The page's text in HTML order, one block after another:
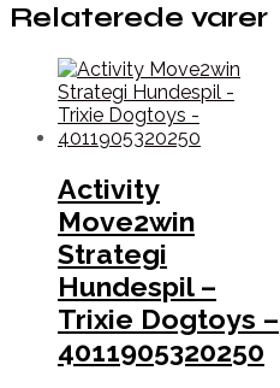
Relaterede varer
Activity
Move2win
Strategi
Hundespil –
Trixie Dogtoys –
4011905320250